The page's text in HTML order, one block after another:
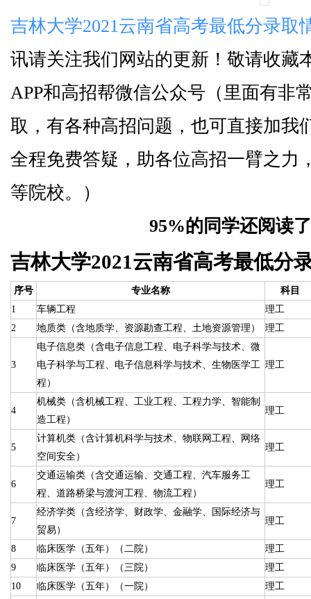
吉林大学2021云南省高考最低分录取
讯请关注我们网站的更新！敬请收藏
APP和高招帮微信公众号（里面有非
取，有各种高招问题，也可直接加我
全程免费答疑，助各位高招一臂之力
等院校。）
95%的同学还阅读
吉林大学2021云南省高考最低分
序号 专业名称
科目
1
车辆工程
理工
2
地质类（含地质学、资源勘查工程、土地资源管理） 理工
3
电子信息类（含电子信息工程、电子科学与技术、微
电子科学与工程、电子信息科学与技术、生物医学工
程）
理工
4
机械类（含机械工程、工业工程、工程力学、智能制
造工程）
理工
5
计算机类（含计算机科学与技术、物联网工程、网络
空间安全）
理工
6
交通运输类（含交通运输、交通工程、汽车服务工
程、道路桥梁与渡河工程、物流工程）
理工
7
经济学类（含经济学、财政学、金融学、国际经济与
贸易）
理工
8 临床医学（五年）（二院）
理工
9
临床医学（五年）（三院）
理工
10
临床医学（五年）（一院）
理工